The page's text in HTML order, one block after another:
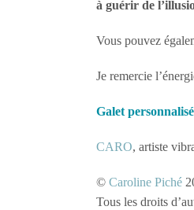
à guérir de
Vous pouvez
Je remercie
Galet personnalisé
CARO, artiste
© Caroline Piché
Tous les droits